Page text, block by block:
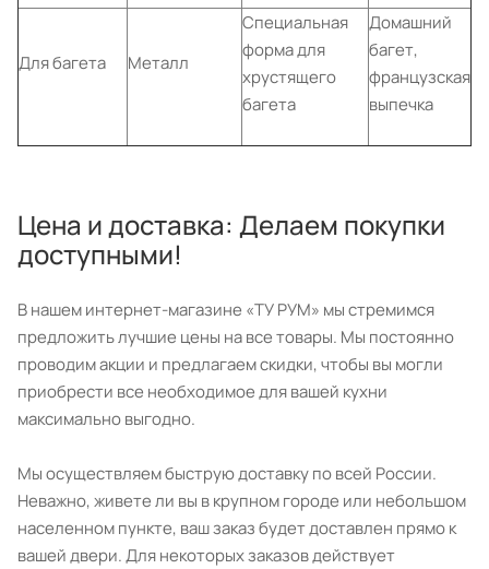
Для багета Металл
Специальная
форма для
хрустящего
багета
Домашний
багет,
французская
выпечка
Цена и доставка: Делаем покупки
доступными!
В нашем интернет-магазине «ТУ РУМ» мы стремимся
предложить лучшие цены на все товары. Мы постоянно
проводим акции и предлагаем скидки, чтобы вы могли
приобрести все необходимое для вашей кухни
максимально выгодно.
Мы осуществляем быструю доставку по всей России.
Неважно, живете ли вы в крупном городе или небольшом
населенном пункте, ваш заказ будет доставлен прямо к
вашей двери. Для некоторых заказов действует